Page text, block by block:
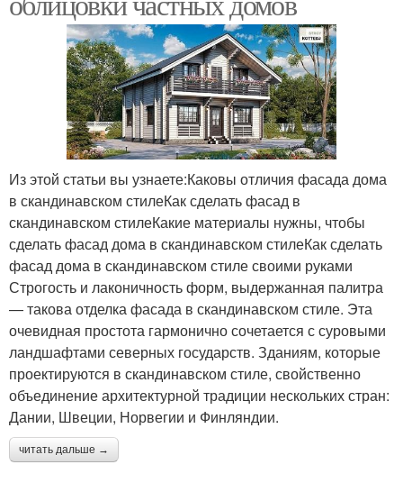
Из этой статьи вы узнаете:Каковы отличия фасада дома
в скандинавском стилеКак сделать фасад в
скандинавском стилеКакие материалы нужны, чтобы
сделать фасад дома в скандинавском стилеКак сделать
фасад дома в скандинавском стиле своими руками
Строгость и лаконичность форм, выдержанная палитра
— такова отделка фасада в скандинавском стиле. Эта
очевидная простота гармонично сочетается с суровыми
ландшафтами северных государств. Зданиям, которые
проектируются в скандинавском стиле, свойственно
объединение архитектурной традиции нескольких стран:
Дании, Швеции, Норвегии и Финляндии.
читать дальше →